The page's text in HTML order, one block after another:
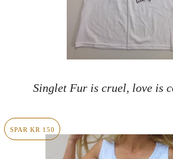
Singlet Fur is cruel, love is
SPAR KR 150